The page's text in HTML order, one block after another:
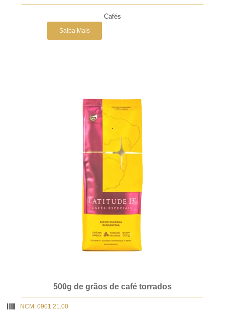
Cafés
Saiba Mais
500g de grãos de café torrados
NCM: 0901.21.00